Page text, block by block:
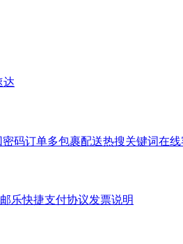
达
密码订单多包裹配送热搜关键词在线
邮乐快捷支付协议发票说明